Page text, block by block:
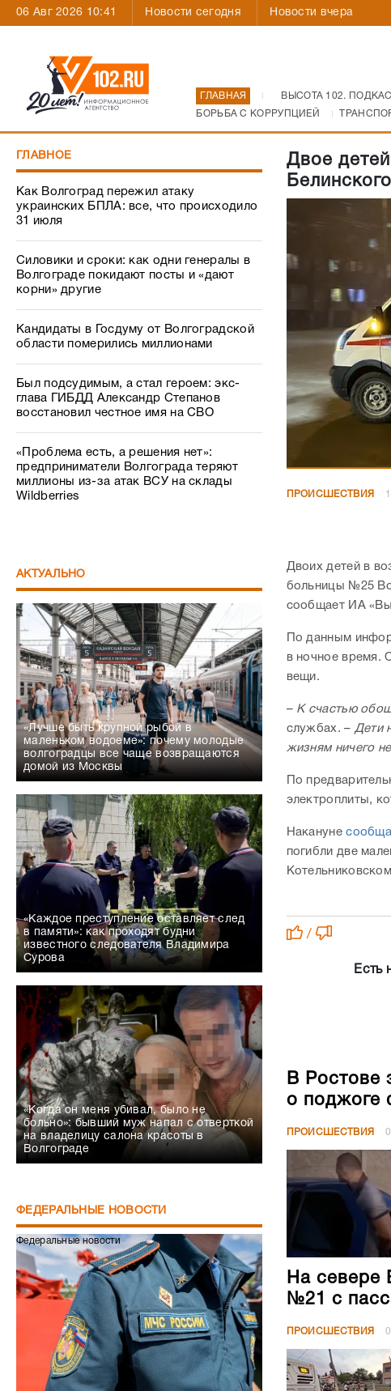
06 Авг 2026 10:41 Новости сегодня Новости вчера
ГЛАВНАЯ ВЫСОТА 102.
БОРЬБА С КОРРУПЦИЕЙ
ГЛАВНОЕ
Как Волгоград пережил атаку
украинских БПЛА: все, что происходило
31 июля
Силовики и сроки: как одни генералы в
Волгограде покидают посты и «дают
корни» другие
Кандидаты в Госдуму от Волгоградской
области померились миллионами
Был подсудимым, а стал героем: экс-
глава ГИБДД Александр Степанов
восстановил честное имя на СВО
«Проблема есть, а решения нет»:
предприниматели Волгограда теряют
миллионы из-за атак ВСУ на склады
Wildberries
АКТУАЛЬНО
«Лучше быть крупной рыбой в
маленьком водоеме»: почему молодые
волгоградцы все чаще возвращаются
домой из Москвы
«Каждое преступление оставляет след
в памяти»: как проходят будни
известного следователя Владимира
Сурова
«Когда он меня убивал, было не
больно»: бывший муж напал с отверткой
на владелицу салона красоты в
Волгограде
ФЕДЕРАЛЬНЫЕ НОВОСТИ
Федеральные новости
Двое
ПРОИСШЕСТВИЯ
Двоих детей в
больницы №25
сообщает ИА
По данным
в ночное время.
вещи.
–К счастью
службах. – Дети
жизням ничего
По
электроплиты,
Накануне
погибли две
/
Есть
В Ростове
о поджоге
ПРОИСШЕСТВИЯ
На севере
№21 с
ПРОИСШЕСТВИЯ